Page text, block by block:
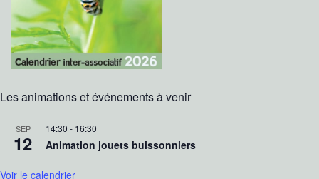
Les animations et événements à venir
SEP
12
14:30 - 16:30
Animation jouets buissonniers
Voir le calendrier